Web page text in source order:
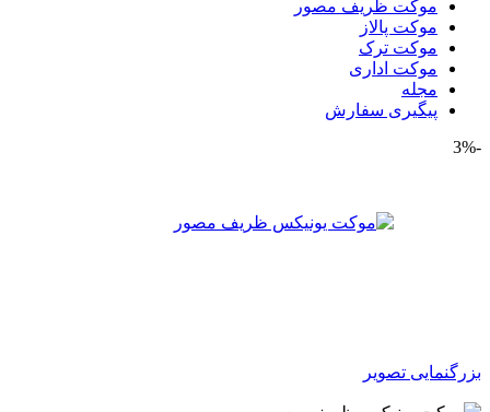
موکت ظریف مصور
موکت پالاز
موکت ترک
موکت اداری
مجله
پیگیری سفارش
-3%
بزرگنمایی تصویر